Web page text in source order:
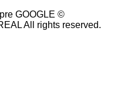
GOOGLE ©
All rights reserved.